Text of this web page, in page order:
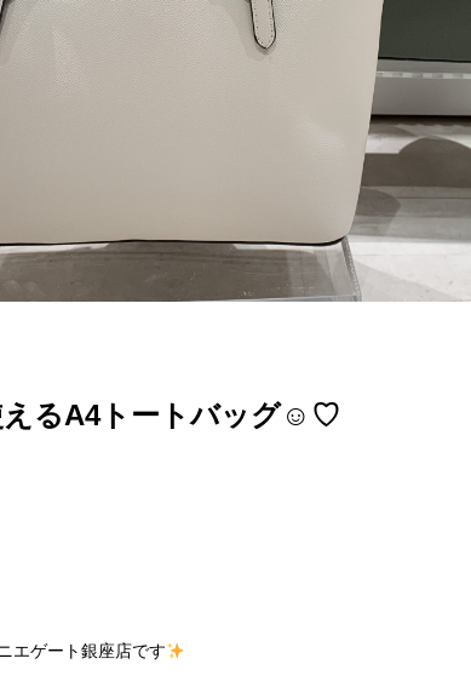
えるA4トートバッグ☺♡
エゲート銀座店です